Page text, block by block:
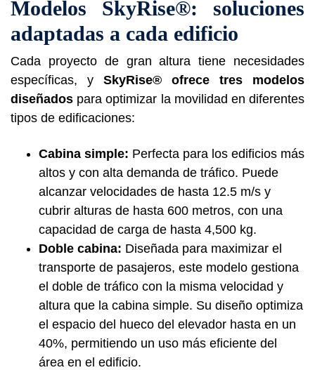
Modelos SkyRise®: soluciones
adaptadas a cada edificio
Cada proyecto de gran altura tiene necesidades
específicas, y SkyRise® ofrece tres modelos
diseñados para optimizar la movilidad en diferentes
tipos de edificaciones:
Cabina simple: Perfecta para los edificios más
altos y con alta demanda de tráfico. Puede
alcanzar velocidades de hasta 12.5 m/s y
cubrir alturas de hasta 600 metros, con una
capacidad de carga de hasta 4,500 kg.
Doble cabina: Diseñada para maximizar el
transporte de pasajeros, este modelo gestiona
el doble de tráfico con la misma velocidad y
altura que la cabina simple. Su diseño optimiza
el espacio del hueco del elevador hasta en un
40%, permitiendo un uso más eficiente del
área en el edificio.